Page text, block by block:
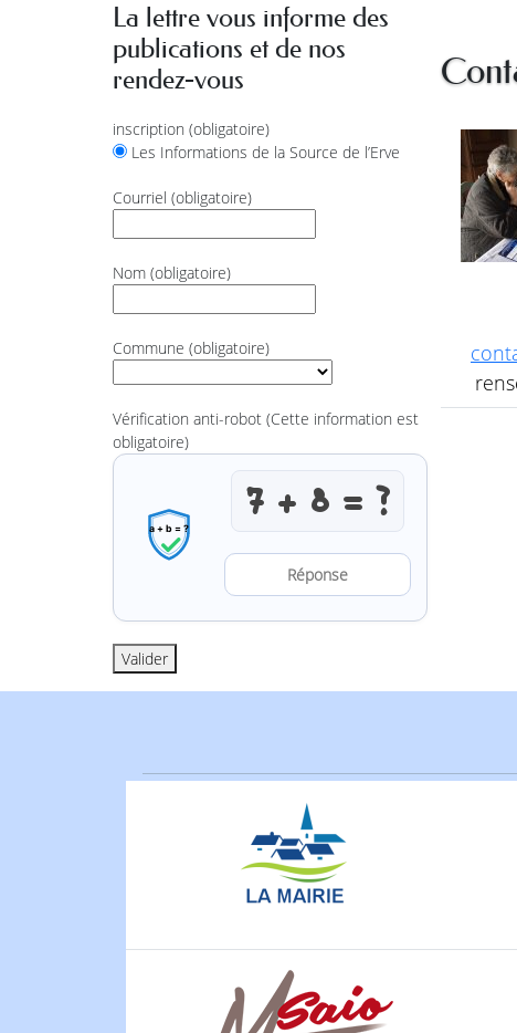
La lettre vous informe des
publications et de nos
rendez-vous
inscription (obligatoire)
Les Informations de la Source de l’Erve
Courriel (obligatoire)
Nom (obligatoire)
Commune (obligatoire)
Vérification anti-robot (Cette information est
obligatoire)
Résoudre
Valider